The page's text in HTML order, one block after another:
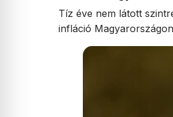
Tíz éve nem látott
infláció